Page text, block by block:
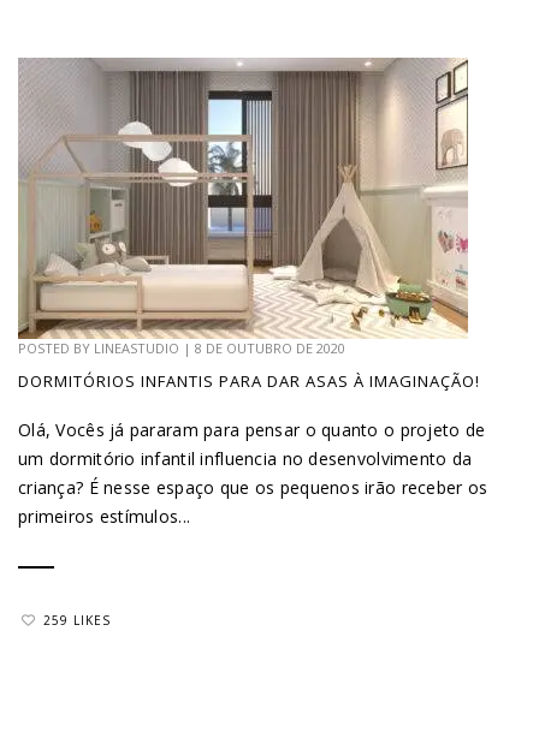
POSTED BY LINEASTUDIO | 8 DE OUTUBRO DE 2020
DORMITÓRIOS INFANTIS PARA DAR ASAS À IMAGINAÇÃO!
Olá, Vocês já pararam para pensar o quanto o projeto de
um dormitório infantil influencia no desenvolvimento da
criança? É nesse espaço que os pequenos irão receber os
primeiros estímulos...
259 LIKES